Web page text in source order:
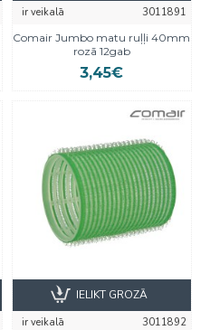
ir veikalā
3011891
Comair Jumbo matu ruļļi 40mm
rozā 12gab
3,45€
ir veikalā
3011892
IELIKT GROZĀ